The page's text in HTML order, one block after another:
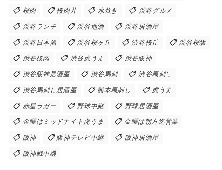
桜肉 桜肉丼 水炊き 渋谷グルメ
渋谷ランチ 渋谷地酒 渋谷居酒屋
渋谷日本酒 渋谷桜ヶ丘 渋谷桜丘 渋谷桜坂
渋谷桜肉 渋谷虎うま 渋谷阪神
渋谷阪神居酒屋 渋谷馬刺 渋谷馬刺し
渋谷馬刺し居酒屋 熊本馬刺し 虎うま
赤星ラガー 野球中継 野球居酒屋
金曜はミッドナイト虎うま 金曜は朝方迄営業
阪神 阪神テレビ中継 阪神居酒屋
阪神戦中継